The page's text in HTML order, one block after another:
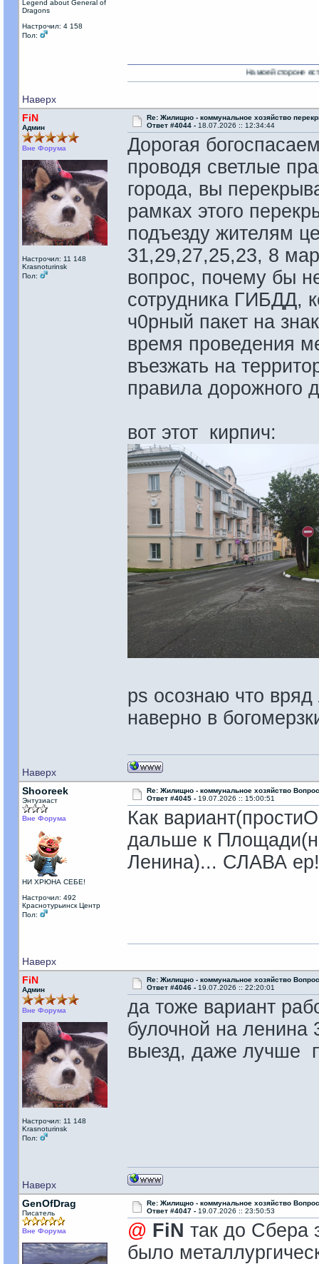
Legend about General of
Dragons
Настрочил: 4 158
Пол:
Наверх
На моей стороне есть Никто!
FiN
Админ
Вне Форума
Настрочил: 11 148
Krasnoturinsk
Пол:
Re: Жилищно - коммунальное хозяйство
Ответ #4044 - 18.07.2026 :: 12:34:44
Дорогая
проводя светлые
города, вы
рамках этого
подъезду жителям
31,29,27,25,23, 8
вопрос, почему бы
сотрудника ГИБДД,
ч0рный пакет на
время проведения
въезжать на
правила дорожного
вот этот кирпич:
ps осознаю что
наверно в
Наверх
Shooreek
Энтузиаст
Вне Форума
НИ ХРЮНА СЕБЕ!
Настрочил: 492
Краснотурьинск Центр
Пол:
Re: Жилищно - коммунальное хозяйство
Ответ #4045 - 19.07.2026 :: 15:00:51
Как
дальше к
Ленина)... СЛАВА
Наверх
FiN
Админ
Вне Форума
Настрочил: 11 148
Krasnoturinsk
Пол:
Re: Жилищно - коммунальное хозяйство
Ответ #4046 - 19.07.2026 :: 22:20:01
да тоже вариант
булочной на ленина
выезд, даже лучше
Наверх
GenOfDrag
Писатель
Вне Форума
Re: Жилищно - коммунальное хозяйство
Ответ #4047 - 19.07.2026 :: 23:50:53
@ FiN так до Сбера
было